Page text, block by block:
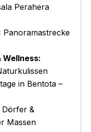
Perahera
Panoramastrecke
in Bentota –
Dörfer &
Massen